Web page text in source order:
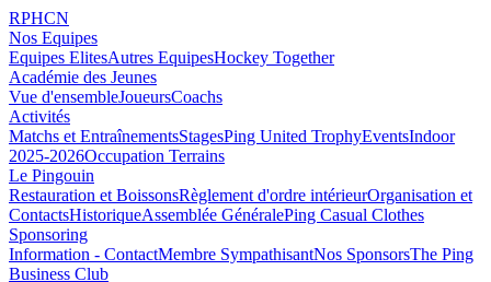
RPHCN
Nos Equipes
Equipes ElitesAutres EquipesHockey Together
Académie des Jeunes
Vue d'ensembleJoueursCoachs
Activités
Matchs et EntraînementsStagesPing United TrophyEventsIndoor
2025-2026Occupation Terrains
Le Pingouin
Restauration et BoissonsRèglement d'ordre intérieurOrganisation et
ContactsHistoriqueAssemblée GénéralePing Casual Clothes
Sponsoring
Information - ContactMembre SympathisantNos SponsorsThe Ping
Business Club